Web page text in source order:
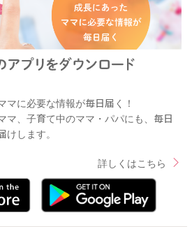
マに必要な情報が毎日届く！
マ、子育て中のママ・パパにも、毎日
けします。
詳しくはこちら